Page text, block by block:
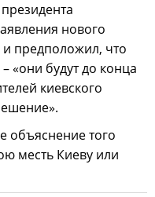
нового
предположил, что
«они будут до конца
киевского
объяснение того
месть Киеву или